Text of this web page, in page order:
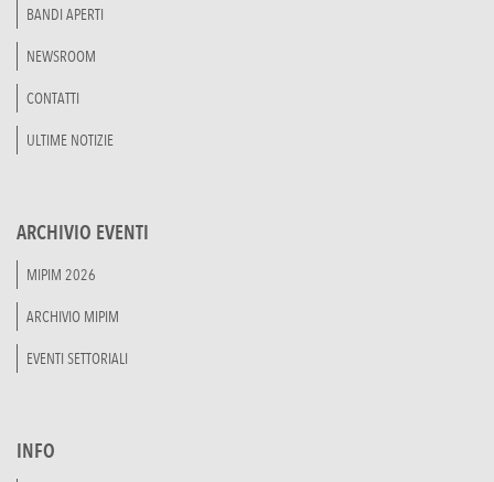
BANDI APERTI
NEWSROOM
CONTATTI
ULTIME NOTIZIE
ARCHIVIO EVENTI
MIPIM 2026
ARCHIVIO MIPIM
EVENTI SETTORIALI
INFO